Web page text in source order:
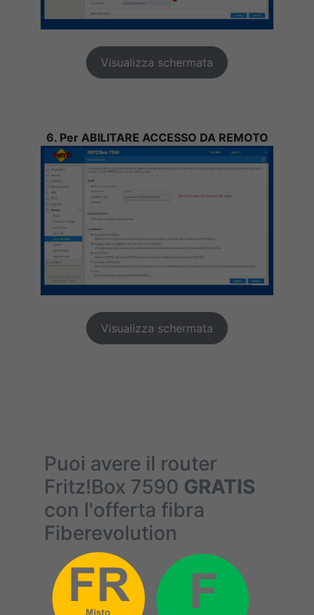
Visualizza schermata
6. Per ABILITARE ACCESSO DA REMOTO
Visualizza schermata
Puoi avere il router
Fritz!Box 7590 GRATIS
con l'offerta fibra
Fiberevolution